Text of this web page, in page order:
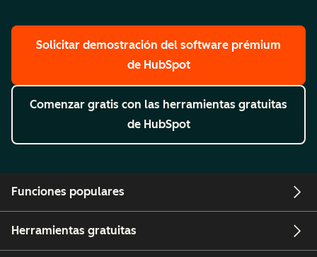
Solicitar demostración del software prémium
de HubSpot
Comenzar gratis con las herramientas gratuitas
de HubSpot
Funciones populares
Herramientas gratuitas